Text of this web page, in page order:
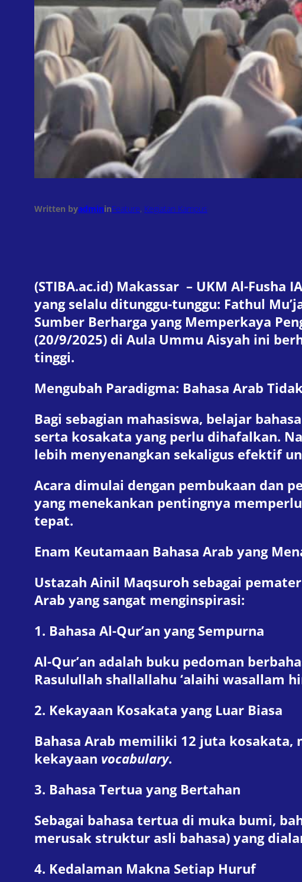
Written byadmininFeature, Kegiatan Kampus
(STIBA.ac.id) Makassar – UKM Al-
yang selalu ditunggu-tunggu: Fathul
Sumber Berharga yang Memperkaya
(20/9/2025) di Aula Ummu Aisyah ini
tinggi.
Mengubah Paradigma: Bahasa Arab
Bagi sebagian mahasiswa, belajar
serta kosakata yang perlu dihafalkan.
lebih menyenangkan sekaligus efektif
Acara dimulai dengan pembukaan dan
yang menekankan pentingnya
tepat.
Enam Keutamaan Bahasa Arab yang
Ustazah Ainil Maqsuroh sebagai
Arab yang sangat menginspirasi:
1. Bahasa Al-Qur’an yang Sempurna
Al-Qur’an adalah buku pedoman
Rasulullah shallallahu ‘alaihi wasallam
2. Kekayaan Kosakata yang Luar Biasa
Bahasa Arab memiliki 12 juta
kekayaan vocabulary.
3. Bahasa Tertua yang Bertahan
Sebagai bahasa tertua di muka bumi,
merusak struktur asli bahasa) yang
4. Kedalaman Makna Setiap Huruf